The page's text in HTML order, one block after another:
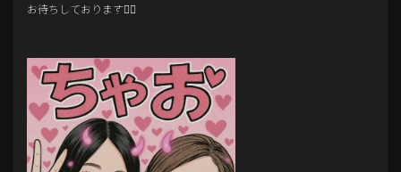
お待ちしております🙇‍♀️